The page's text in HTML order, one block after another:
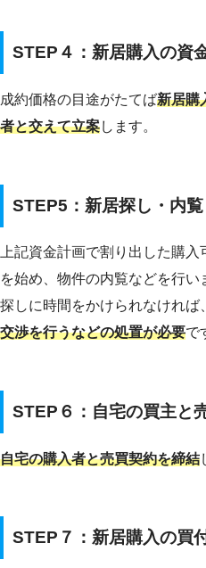
STEP４：新居購入の資
成約価格の目途がたてば新居購
者と交えて立案します。
STEP5：新居探し・内覧
上記資金計画で割り出した購
を始め、物件の内覧などを行
探しに時間をかけられなければ、
交渉を行うなどの処置が必要で
STEP６：自宅の買主と
自宅の購入者と売買契約を締結
STEP７：新居購入の買